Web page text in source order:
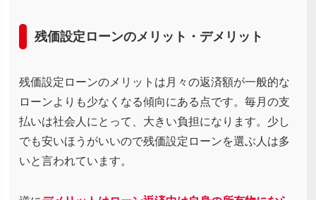
残価設定ローンのメリット・デメリット
残価設定ローンのメリットは月々の返済額が一般的な
ローンよりも少なくなる傾向にある点です。毎月の支
払いは社会人にとって、大きい負担になります。少し
でも安いほうがいいので残価設定ローンを選ぶ人は多
いと言われています。